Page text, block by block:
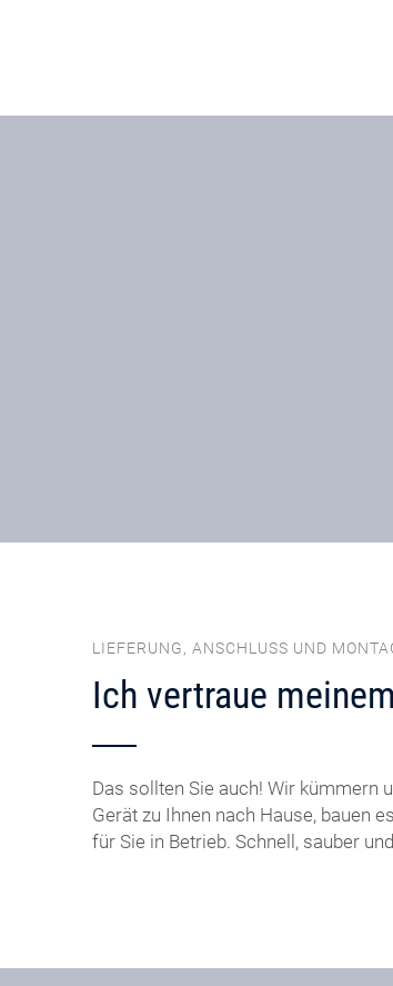
LIEFERUNG, ANSCHLUSS UND
Ich vertraue
Das sollten Sie auch! Wir kümmern
Gerät zu Ihnen nach Hause, bauen
für Sie in Betrieb. Schnell, sauber